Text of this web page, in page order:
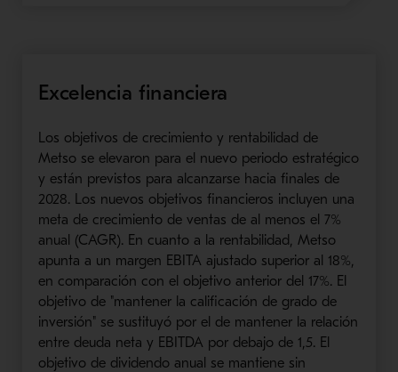
Excelencia financiera
Los objetivos de crecimiento y rentabilidad de
Metso se elevaron para el nuevo periodo estratégico
y están previstos para alcanzarse hacia finales de
2028. Los nuevos objetivos financieros incluyen una
meta de crecimiento de ventas de al menos el 7%
anual (CAGR). En cuanto a la rentabilidad, Metso
apunta a un margen EBITA ajustado superior al 18%,
en comparación con el objetivo anterior del 17%. El
objetivo de "mantener la calificación de grado de
inversión" se sustituyó por el de mantener la relación
entre deuda neta y EBITDA por debajo de 1,5. El
objetivo de dividendo anual se mantiene sin